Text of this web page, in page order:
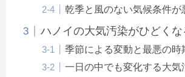
乾季と風のない気候条件が
ハノイの大気汚染がひどくな
季節による変動と最悪の時
一日の中でも変化する大気